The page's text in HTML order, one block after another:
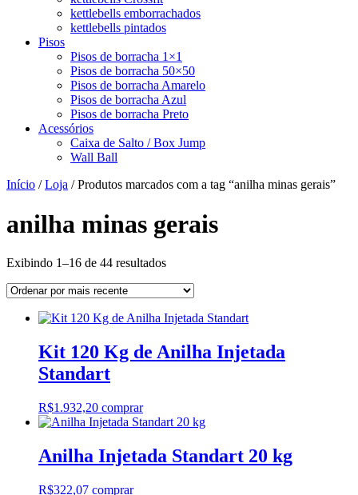
kettlebells emborrachados
kettlebells pintados
Pisos
Pisos de borracha 1×1
Pisos de borracha 50×50
Pisos de borracha Amarelo
Pisos de borracha Azul
Pisos de borracha Preto
Acessórios
Caixa de Salto / Box Jump
Wall Ball
Início /Loja / Produtos marcados com a tag “anilha minas gerais”
anilha minas gerais
Exibindo 1–16 de 44 resultadosClassificado
mais
Kit 120 Kg de Anilha Injetada
Standart
R$1.932,20 comprar
Anilha Injetada Standart 20 kg
R$322,07 comprar